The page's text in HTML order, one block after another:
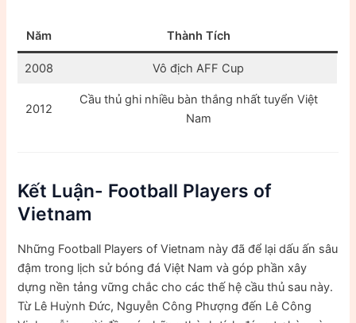
Năm Thành Tích
2008 Vô địch AFF Cup
2012
Cầu thủ ghi nhiều bàn thắng nhất tuyển Việt
Nam
Kết Luận- Football Players of
Vietnam
Những Football Players of Vietnam này đã để lại dấu ấn sâu
đậm trong lịch sử bóng đá Việt Nam và góp phần xây
dựng nền tảng vững chắc cho các thế hệ cầu thủ sau này.
Từ Lê Huỳnh Đức, Nguyễn Công Phượng đến Lê Công